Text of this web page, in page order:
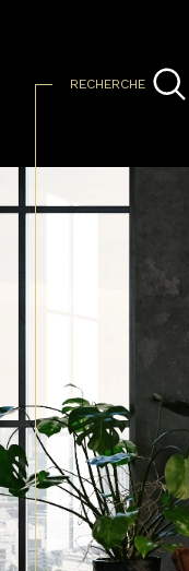
Vente
RECHERCHE